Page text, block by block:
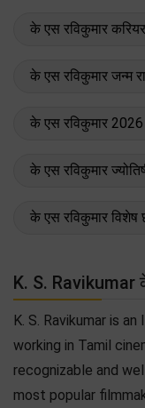
के एस रविकुमार
के एस रविकुमार जन्म
के एस रविकुमार
के एस रविकुमार
के एस रविकुमार विशेष
K. S. Ravikumar
K. S. Ravikumar is
working in Tamil
recognizable and
most popular